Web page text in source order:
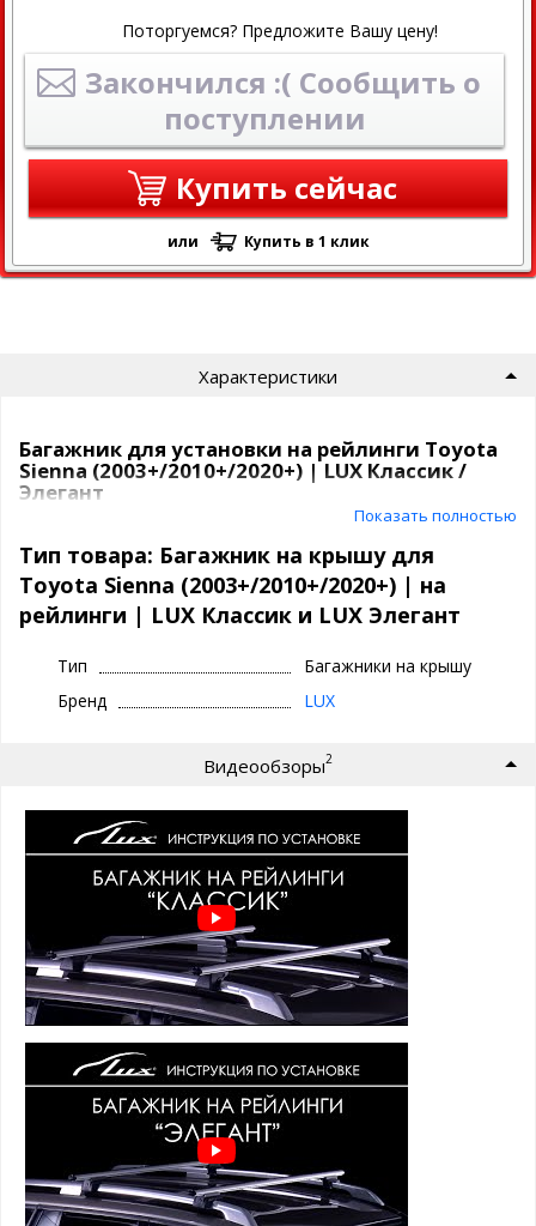
Поторгуемся? Предложите Вашу цену!
Закончился :( Сообщить о
поступлении
Купить сейчас
или Купить в 1 клик
Характеристики
Багажник для установки на рейлинги Toyota
Sienna (2003+/2010+/2020+) | LUX Классик /
Элегант
Багажная система LUX крепится за рейлинги Toyota Sienna
(2003+/2010+/2020+) с помощью прочных опор .
Крепежные элементы жестко фиксируют багажник в
необходимом положении. Для предотвращения повреждения
лакокрасочного слоя крыши, крепежные элементы покрыты
специальным полиуретановым составом.
Багажник ЛЮКС спроектирован для авто с рейлингами и бывает
2 видов:
Поперечины багажника ЛЮКС представлены в 3 вариантах
1. ПРЯМОУГОЛЬНЫЙ
оцинкованный профиль прямоугольного сечения 22х32
мм. покрытый черным пластиком для защиты от
коррозии. Для снижения шума при движении, с торцов
профиль закрыт пластиковыми заглушками, а пазы
крепления опор закрыты резиновыми уплотнителями.
2. ОВАЛЬНЫЙ-алюминиевыйпрофиль овального
сечения, шириной 52 мм, с серым анодированным
покрытием. Для снижения шума при движении, с торцов
профиль закрыт пластиковыми заглушками, а пазы
Сверху профиля
мм для крепления дополнительных аксессуаров, по
умолчанию закрытый резиновым уплотнителем. Такой
уплотнитель удобен тем, что не позволяет
перевозимому грузу скользить по поперечине.
3. КРЫЛОВИДНЫЙ (АЭРО)
- усиленный
профиль овального аэродинамического крыловидного
сечения, шириной 82 мм, с черным анодированным
Показать полностью
Тип товара: Багажник на крышу для
Toyota Sienna (2003+/2010+/2020+) | на
рейлинги | LUX Классик и LUX Элегант
Тип
Багажники на крышу
Бренд
LUX
Видеообзоры2